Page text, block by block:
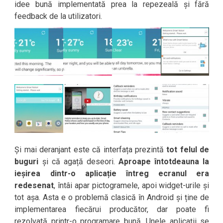
idee bună implementată prea la repezeală și fără
feedback de la utilizatori.
Și mai deranjant este că interfața prezintătot felul de
buguri și că agață deseori.Aproape întotdeauna la
ieșirea dintr-o aplicație întreg ecranul era
redesenat, întâi apar pictogramele, apoi widget-urile și
tot așa. Asta e o problemă clasică în Android și ține de
implementarea fiecărui producător, dar poate fi